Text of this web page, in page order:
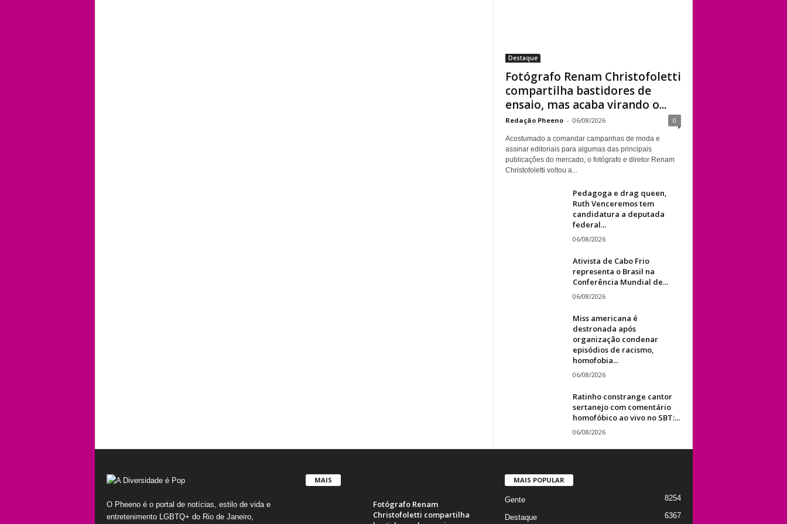
Destaque
Fotógrafo Renam Christofoletti
compartilha bastidores de
ensaio, mas acaba virando o...
Redação Pheeno - 06/08/2026 0
Acostumado a comandar campanhas de moda e
assinar editoriais para algumas das principais
publicações do mercado, o fotógrafo e diretor Renam
Christofoletti voltou a...
Pedagoga e drag queen,
Ruth Venceremos tem
candidatura a deputada
federal...
06/08/2026
Ativista de Cabo Frio
representa o Brasil na
Conferência Mundial de...
06/08/2026
Miss americana é
destronada após
organização condenar
episódios de racismo,
homofobia...
06/08/2026
Ratinho constrange cantor
sertanejo com comentário
homofóbico ao vivo no SBT:...
06/08/2026
O Pheeno é o portal de notícias, estilo de vida e
entretenimento LGBTQ+ do Rio de Janeiro,
MAIS
Fotógrafo Renam
Christofoletti compartilha
MAIS POPULAR
Gente 8254
Destaque 6367